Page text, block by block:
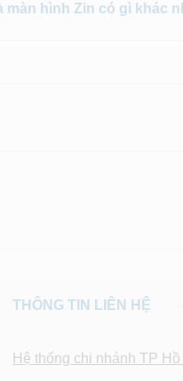
màn hình Zin có gì khác
THÔNG TIN LIÊN HỆ
Hệ thống chi nhánh TP